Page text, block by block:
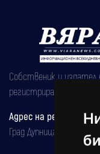
Собственик и издател
регистрирана на
Адрес на редакцията
Град Дупница,